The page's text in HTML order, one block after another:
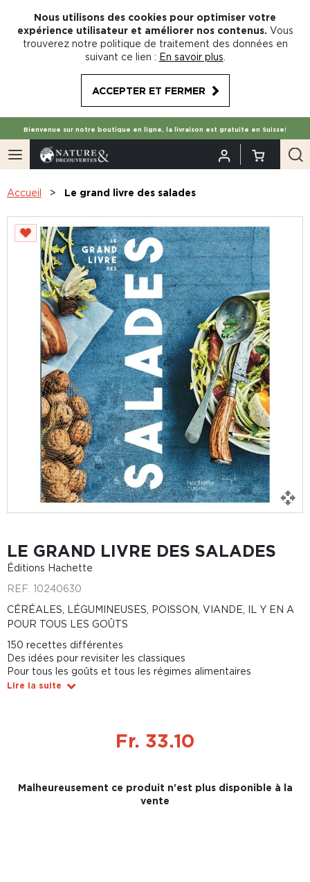
Nous utilisons des cookies pour optimiser votre
expérience utilisateur et améliorer nos contenus. Vous
trouverez notre politique de traitement des données en
suivant ce lien : En savoir plus
ACCEPTER ET FERMER
Bienvenue sur notre boutique en ligne, la livraison est gratuite en Suisse!
Accueil Le grand livre des salades
LE GRAND LIVRE DES SALADES
Éditions Hachette
REF. 10240630
CÉRÉALES, LÉGUMINEUSES, POISSON, VIANDE, IL Y EN A
POUR TOUS LES GOÛTS
150 recettes différentes
Des idées pour revisiter les classiques
Pour tous les goûts et tous les régimes alimentaires
Lire la suite
Fr. 33.10
Malheureusement ce produit n'est plus disponible à la
vente